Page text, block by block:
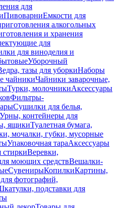
для
ПивоварниЕмкости для
алкогольных
и хранения
для
для виноделия и
Уборочный
тазы для уборкиНаборы
чайникиЧайники заварочные,
Турки, молочникиАксессуары
Фильтры-
Сушилки для белья,
Урны, контейнеры для
ящикиТуалетная бумага,
мочалки, губки, мусорные
Упаковочная тараАксессуары
стиркиВеревки,
моющих средствВешалки-
СувенирыКопилкиКартины,
фотографий,
подставки для